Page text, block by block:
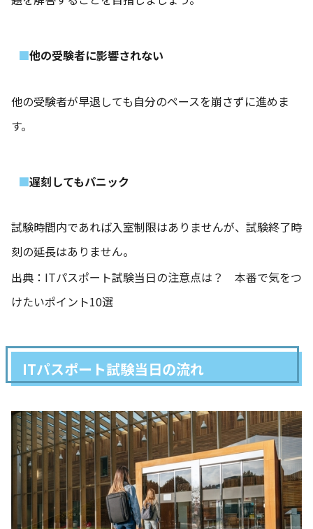
他の受験者に影響されない
他の受験者が早退しても自分のペースを崩さずに進めま
す。
遅刻してもパニック
試験時間内であれば入室制限はありませんが、試験終了時
刻の延長はありません。
出典： ITパスポート試験当日の注意点は？ 本番で気をつ
けたいポイント10選
ITパスポート試験当日の流れ